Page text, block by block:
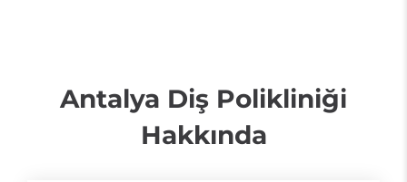
Antalya Diş Polikliniği
Hakkında